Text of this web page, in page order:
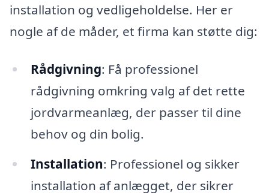
installation og vedligeholdelse. Her er
nogle af de måder, et firma kan støtte dig:
Rådgivning: Få professionel
rådgivning omkring valg af det rette
jordvarmeanlæg, der passer til dine
behov og din bolig.
Installation: Professionel og sikker
installation af anlægget, der sikrer